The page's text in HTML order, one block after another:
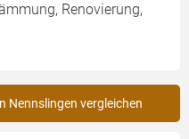
Renovierung,
Nennslingen vergleichen